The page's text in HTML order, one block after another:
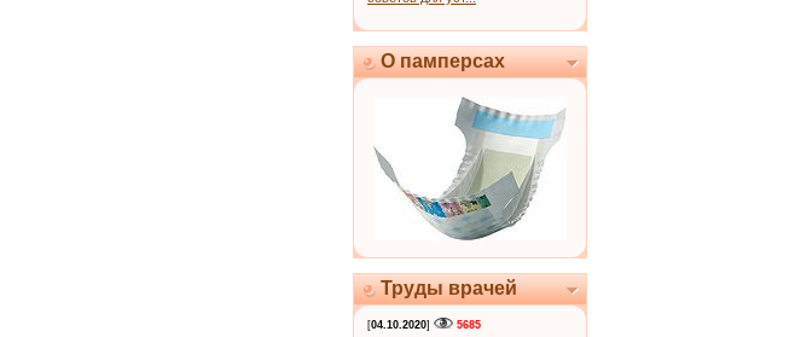
О памперсах
Труды врачей
[04.10.2020]
5685